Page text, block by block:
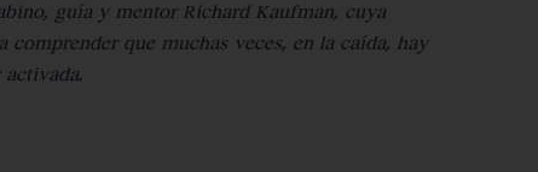
guía y mentor Richard Kaufman, cuya
que muchas veces, en la caída, hay
activada.